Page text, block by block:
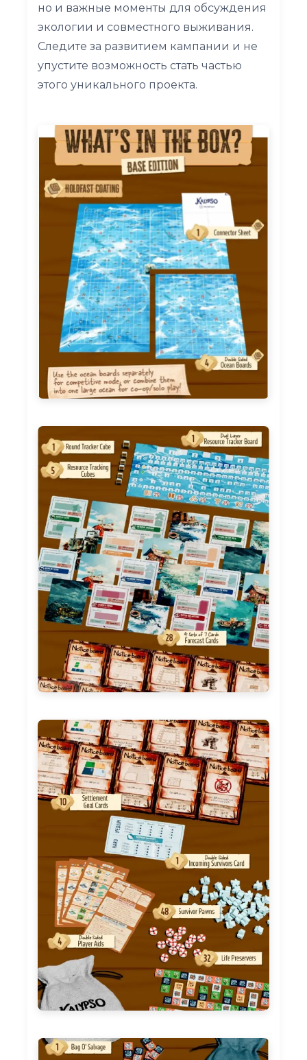
но и важные моменты для обсуждения
экологии и совместного выживания.
Следите за развитием кампании и не
упустите возможность стать частью
этого уникального проекта.